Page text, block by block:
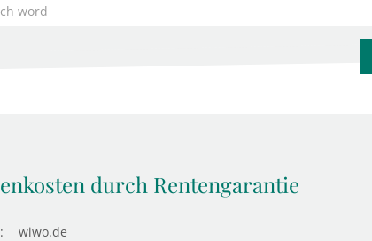
durch Rentengarantie
wiwo.de